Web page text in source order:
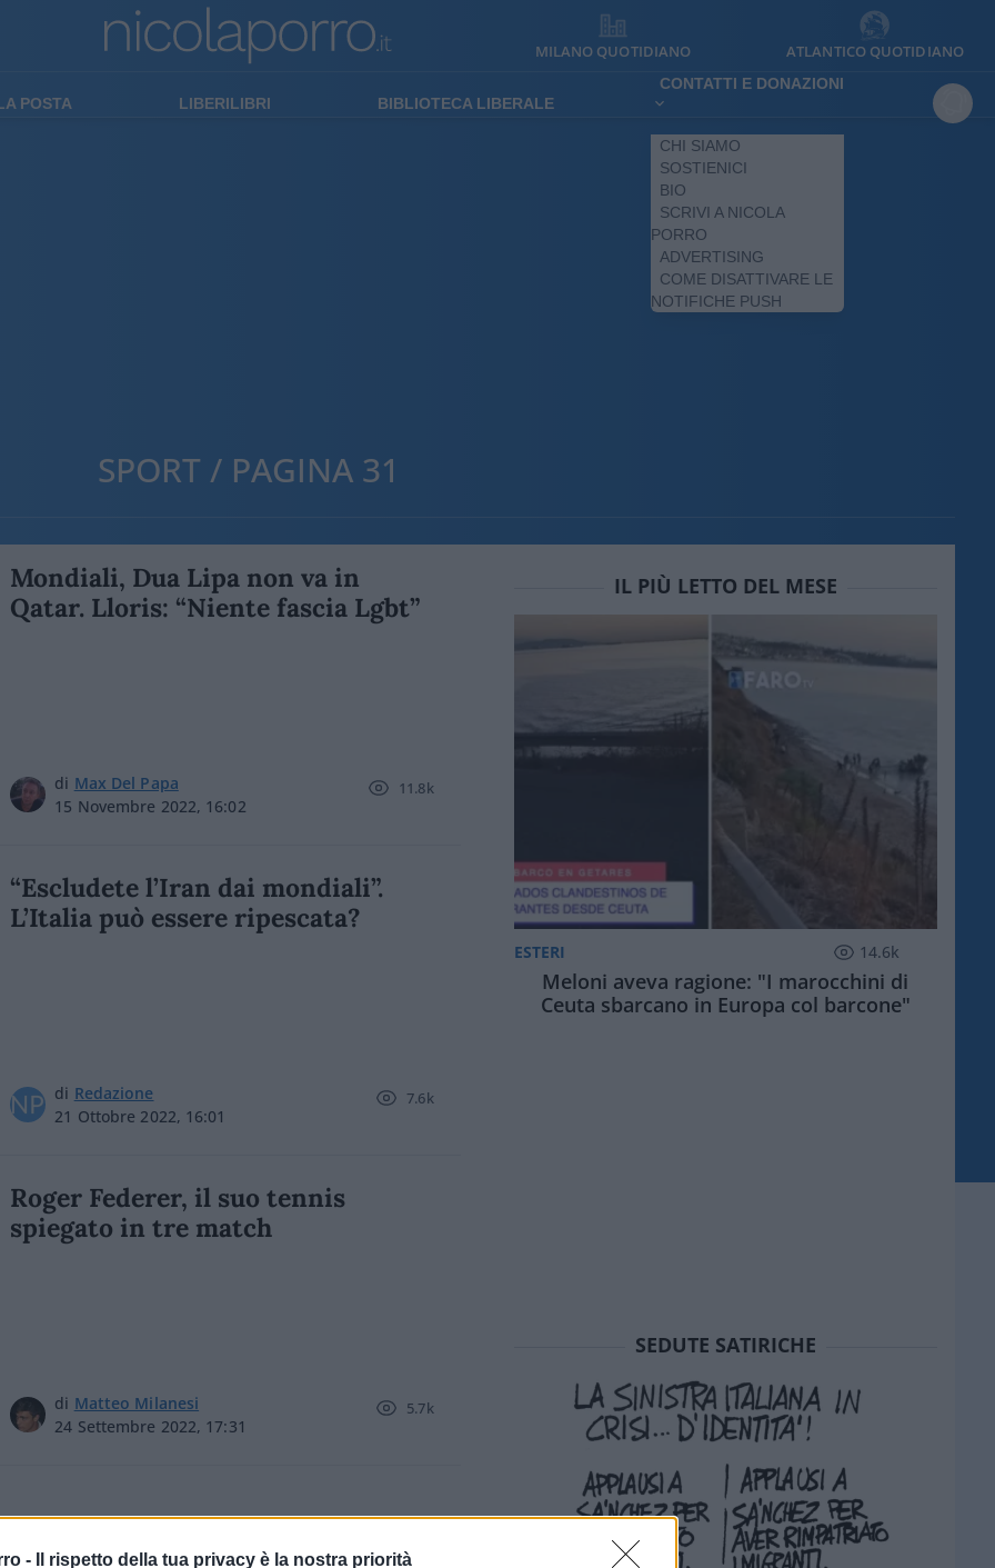
- Il rispetto della tua privacy è la nostra priorità
MILANO QUOTIDIANO ATLANTICO QUOTIDIANO
POSTA LIBERILIBRI BIBLIOTECA LIBERALE
CONTATTI E DONAZIONI
CHI SIAMO
SOSTIENICI
BIO
SCRIVI A NICOLA
PORRO
ADVERTISING
COME DISATTIVARE LE
NOTIFICHE PUSH
SPORT / PAGINA 31
Mondiali, Dua Lipa non va in
Qatar. Lloris: “Niente fascia Lgbt”
di Max Del Papa
15 Novembre 2022, 16:02
11.8k
“Escludete l’Iran dai mondiali”.
L’Italia può essere ripescata?
di Redazione
21 Ottobre 2022, 16:01
7.6k
Roger Federer, il suo tennis
spiegato in tre match
di Matteo Milanesi
24 Settembre 2022, 17:31
5.7k
Federer annuncia il ritiro: ecco il
IL PIÙ LETTO DEL MESE
ESTERI 14.6k
Meloni aveva ragione: "I marocchini di
Ceuta sbarcano in Europa col barcone"
SEDUTE SATIRICHE